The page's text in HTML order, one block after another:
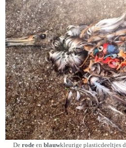
De rode en blauwkleurige plasticdeeltjes